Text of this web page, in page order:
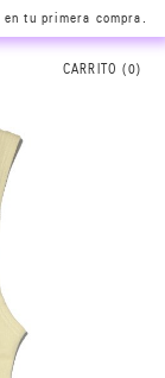
en tu primera compra.
CARRITO (0)